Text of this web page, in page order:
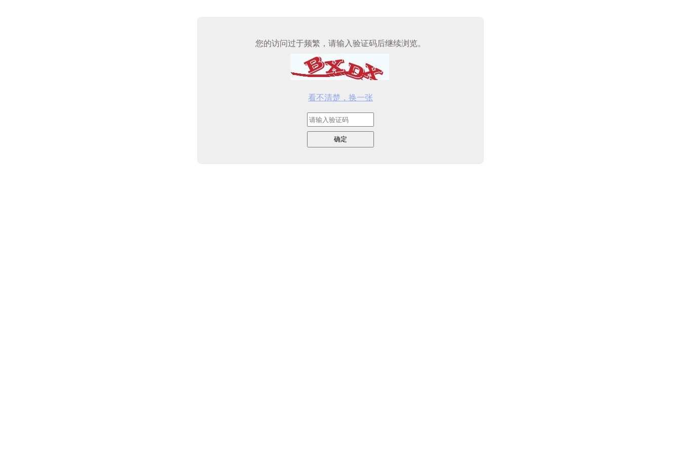
您的访问过于频繁，请输入验证码后继续浏览。
看不清楚，换一张